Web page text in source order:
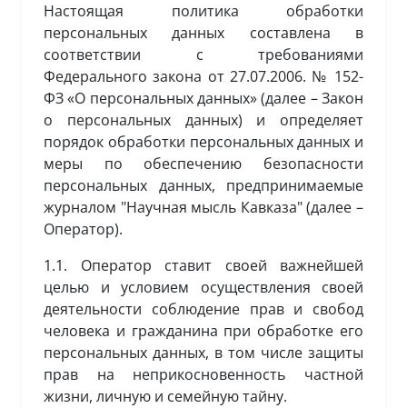
Настоящая политика обработки
персональных данных составлена в
соответствии с требованиями
Федерального закона от 27.07.2006. № 152-
ФЗ «О персональных данных» (далее – Закон
о персональных данных) и определяет
порядок обработки персональных данных и
меры по обеспечению безопасности
персональных данных, предпринимаемые
журналом "Научная мысль Кавказа" (далее –
Оператор).
1.1. Оператор ставит своей важнейшей
целью и условием осуществления своей
деятельности соблюдение прав и свобод
человека и гражданина при обработке его
персональных данных, в том числе защиты
прав на неприкосновенность частной
жизни, личную и семейную тайну.